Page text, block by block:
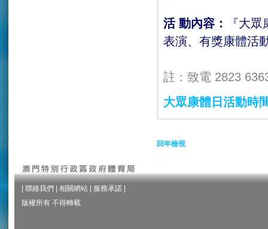
活 動內容：
『大
表演、有獎康體活
註：致電 2823
大眾康體日活動時
回年檢視
聯絡我們 相關網站 服務承諾
版權所有 不得轉載